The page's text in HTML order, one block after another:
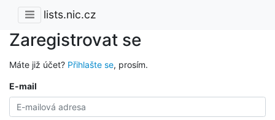
lists.nic.cz
Zaregistrovat se
Máte již účet? Přihlašte se, prosím.
E-mail